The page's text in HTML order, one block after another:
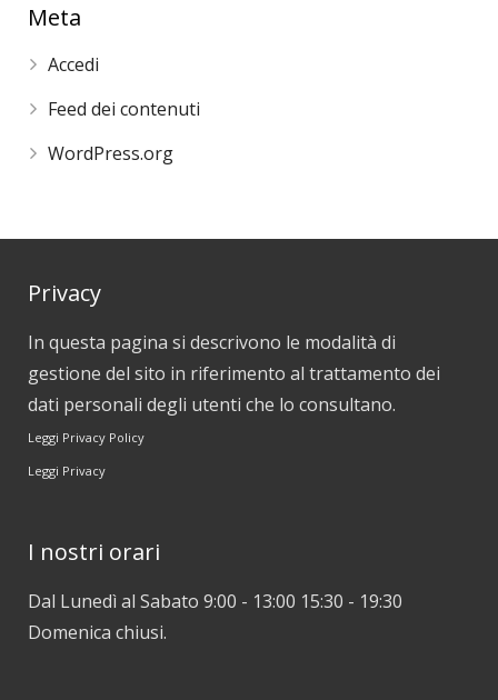
Meta
Accedi
Feed dei contenuti
WordPress.org
Privacy
In questa pagina si descrivono le modalità di
gestione del sito in riferimento al trattamento dei
dati personali degli utenti che lo consultano.
Leggi Privacy Policy
Leggi Privacy
I nostri orari
Dal Lunedì al Sabato 9:00 - 13:00 15:30 - 19:30
Domenica chiusi.